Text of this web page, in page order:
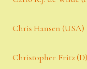
Chris Hansen (USA)
Christopher Fritz (D)